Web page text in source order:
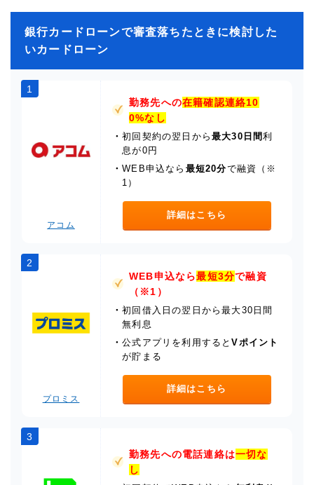
銀行カードローンで審査落ちたときに検討した
いカードローン
1
アコム
勤務先への在籍確認連絡10
0%なし
・初回契約の翌日から最大30日間利
息が0円
・WEB申込なら 最短20分で融資（※
1）
詳細はこちら
2
プロミス
WEB申込なら最短3分で融資
（※1）
・初回借入日の翌日から最大30日間
無利息
・公式アプリを利用するとVポイント
が貯まる
詳細はこちら
3
勤務先への電話連絡は一切な
し